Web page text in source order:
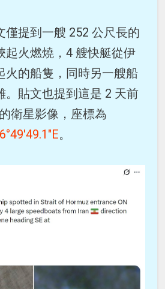
僅提到一艘 252 公尺長的
起火燃燒，4 艘快艇從伊
火的船隻，同時另一艘船
。貼文也提到這是 2 天前
衛星影像，座標為
。